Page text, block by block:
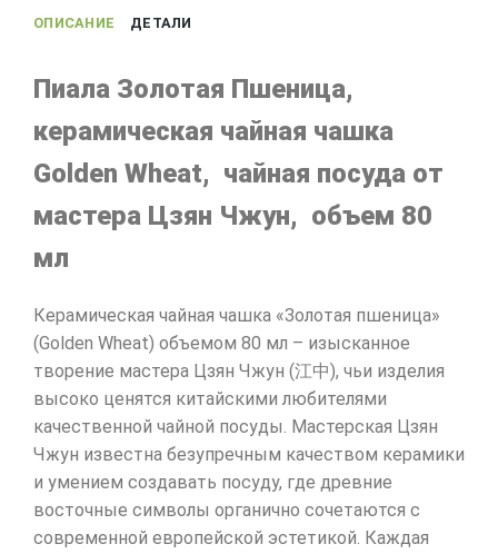
Чжун,
мл
ОПИСАНИЕ ДЕТАЛИ
Пиала Золотая Пшеница,
керамическая чайная чашка
Golden Wheat, чайная посуда от
мастера Цзян Чжун, объем 80
мл
Керамическая чайная чашка «Золотая пшеница»
(Golden Wheat) объемом 80 мл – изысканное
творение мастера Цзян Чжун (江中), чьи изделия
высоко ценятся китайскими любителями
качественной чайной посуды. Мастерская Цзян
Чжун известна безупречным качеством керамики
и умением создавать посуду, где древние
восточные символы органично сочетаются с
современной европейской эстетикой. Каждая